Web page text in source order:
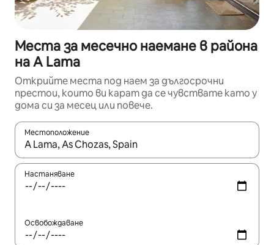
Места за месечно наемане в района
на A Lama
Открийте места под наем за дългосрочни
престои, които ви карат да се чувствате като у
дома си за месец или повече.
Местоположение
Когато резултатите се покажат, използвайте
Настаняване
Освобождаване